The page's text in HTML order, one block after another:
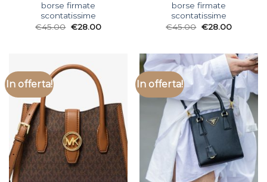
borse firmate
scontatissime
€45.00 €28.00
borse firmate
scontatissime
€45.00 €28.00
In offerta! In offerta!